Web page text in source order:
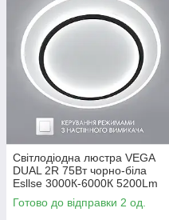
Світлодіодна люстра VEGA
DUAL 2R 75Вт чорно-бiла
Esllse 3000К-6000К 5200Lm
ON/OFF "два кола"
Ø450×53мм WHITE / BLACK
Готово до відправки 2 од.